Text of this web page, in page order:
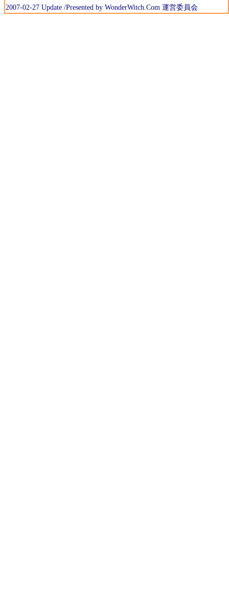
2007-02-27 Update /Presented by WonderWitch.Com 運営委員会